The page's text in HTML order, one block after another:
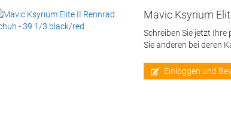
Mavic Ksyrium
Schreiben Sie jetzt
Sie anderen bei deren
Einloggen und